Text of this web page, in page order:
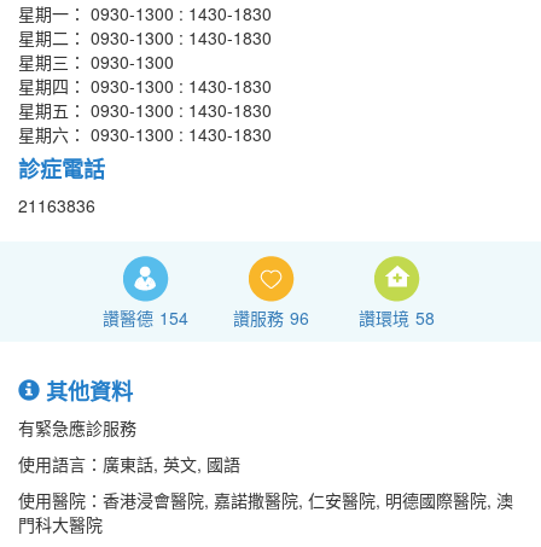
星期一： 0930-1300 : 1430-1830
星期二： 0930-1300 : 1430-1830
星期三： 0930-1300
星期四： 0930-1300 : 1430-1830
星期五： 0930-1300 : 1430-1830
星期六： 0930-1300 : 1430-1830
診症電話
21163836
讚醫德 154 讚服務 96 讚環境 58
其他資料
有緊急應診服務
使用語言：廣東話, 英文, 國語
使用醫院：香港浸會醫院, 嘉諾撒醫院, 仁安醫院, 明德國際醫院, 澳
門科大醫院